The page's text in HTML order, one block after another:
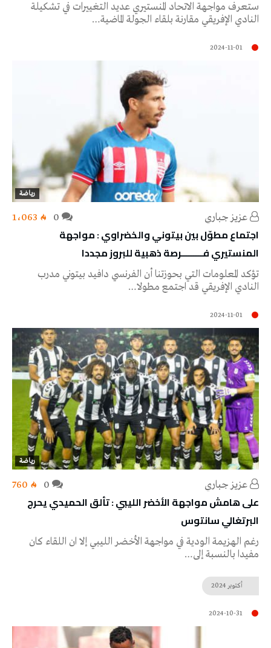
ستعرف مواجهة الاتحاد المنستيري عديد التغييرات في تشكيلة
النادي الإفريقي مقارنة بلقاء الجولة الماضية…
2024-11-01
رياضة
عزيز جباري 1٬063
اجتماع مطوّل بين بيتوني والخضراوي : مواجهة
المنستيري فـــــــــرصة ذهبية للبروز مجددا
تؤكد المعلومات التي بحوزتنا أن الفرنسي دافيد بيتوني مدرب
النادي الإفريقي قد اجتمع مطولا…
2024-11-01
رياضة
عزيز جباري 760
على هامش مواجهة الأخضر الليبي : تألق الحميدي يحرج
البرتغالي سانتوس
رغم الهزيمة الودية في مواجهة الأخضر الليبي إلا ان اللقاء كان
مفيدا بالنسبة إلى…
أكتوبر 2024
2024-10-31